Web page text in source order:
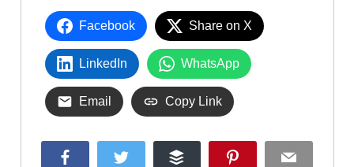
Facebook Share on X
LinkedIn WhatsApp
Email Copy Link
FacebookTwitter Buffer Pinterest Email